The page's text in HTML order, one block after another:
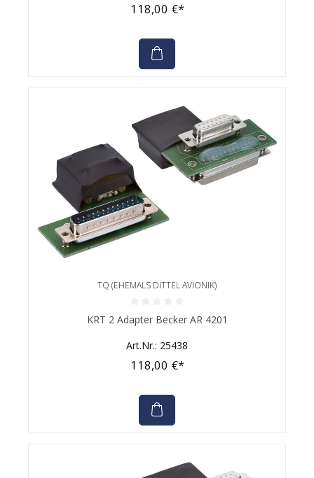
118,00 €*
TQ (EHEMALS DITTEL AVIONIK)
Durchschnittliche Bewertung von 0 von 5 Sternen
KRT 2 Adapter Becker AR 4201
Art.Nr.: 25438
118,00 €*